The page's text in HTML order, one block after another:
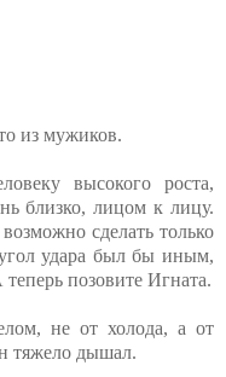
из мужиков.
высокого роста,
близко, лицом к лицу.
сделать только
удара был бы иным,
позовите Игната.
не от холода, а от
тяжело дышал.